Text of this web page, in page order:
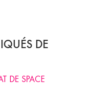
DE
DE SPACE